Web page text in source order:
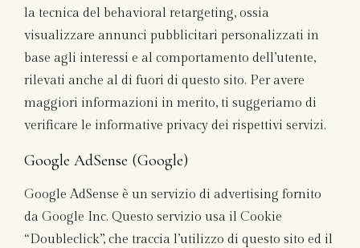
la tecnica del behavioral retargeting, ossia
visualizzare annunci pubblicitari personalizzati in
base agli interessi e al comportamento dell’utente,
rilevati anche al di fuori di questo sito. Per avere
maggiori informazioni in merito, ti suggeriamo di
verificare le informative privacy dei rispettivi servizi.
Google AdSense (Google)
Google AdSense è un servizio di advertising fornito
da Google Inc. Questo servizio usa il Cookie
“Doubleclick”, che traccia l’utilizzo di questo sito ed il